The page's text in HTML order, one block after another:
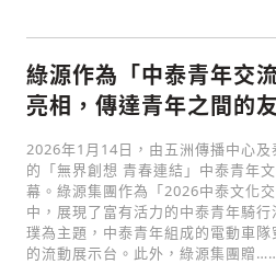
綠源作為「中泰青年交
亮相，傳達青年之間的
2026年1月14日，由五洲傳播中心
的「無界創想 青春連結」中泰青年
幕。綠源集團作為「2026中泰文化
中，展現了富有活力的中泰青年騎
璞為主題，中泰青年組成的電動車
的流動展示台。此外，綠源集團贈